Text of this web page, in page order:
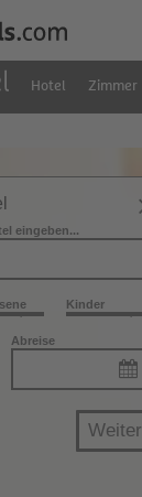
Hotel Zimmer
eingeben...
Kinder
Abreise
Weiter